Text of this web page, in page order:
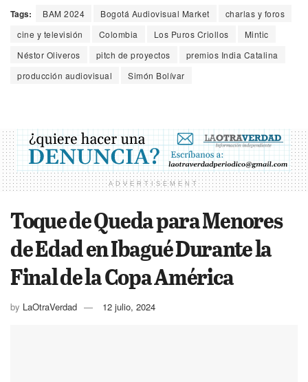
Tags: BAM 2024 Bogotá Audiovisual Market
charlas y foros
cine y televisión
Colombia Los Puros Criollos
Mintic
Néstor Oliveros
pitch de proyectos
premios India Catalina
producción audiovisual
Simón Bolívar
ADVERTISEMENT
Toque de Queda para Menores
de Edad en Ibagué Durante la
Final de la Copa América
by LaOtraVerdad 12 julio, 2024